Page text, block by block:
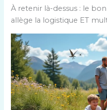
À retenir là-dessus : le
allège la logistique ET